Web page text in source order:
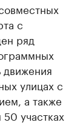
с
ряд
движения
улицах с
а также
участках